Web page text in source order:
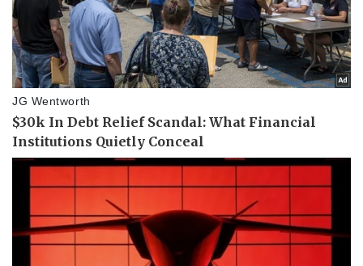
Pháp luật
Vụ án
Tin nóng
Tư vấn luật
Quân sự - Quốc phòng
Vũ khí
Việt Nam
Phân tích